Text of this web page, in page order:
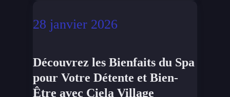
28 janvier 2026
Découvrez les Bienfaits du Spa
pour Votre Détente et Bien-
Être avec Ciela Village